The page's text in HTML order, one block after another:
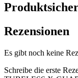
Rezensionen
Es gibt noch keine
Schreibe die erste